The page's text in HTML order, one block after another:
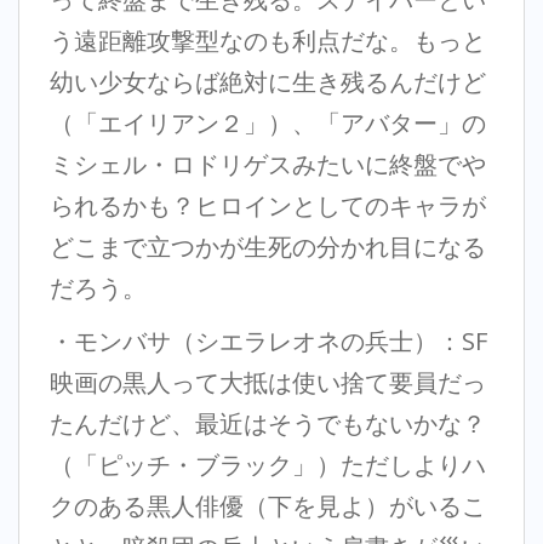
う遠距離攻撃型なのも利点だな。もっと
幼い少女ならば絶対に生き残るんだけど
（「エイリアン２」）、「アバター」の
ミシェル・ロドリゲスみたいに終盤でや
られるかも？ヒロインとしてのキャラが
どこまで立つかが生死の分かれ目になる
だろう。
・モンバサ（シエラレオネの兵士）：SF
映画の黒人って大抵は使い捨て要員だっ
たんだけど、最近はそうでもないかな？
（「ピッチ・ブラック」）ただしよりハ
クのある黒人俳優（下を見よ）がいるこ